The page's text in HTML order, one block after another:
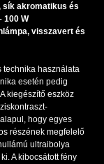
sík akromatikus és
100 W
visszavert és
technika használata
esetén pedig
kiegészítő eszköz
hogy egyes
részének megfelelő
ultraibolya
A kibocsátott fény